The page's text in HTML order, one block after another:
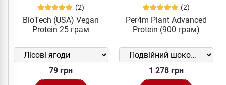
(2)
BioTech (USA) Vegan
Protein 25 грам
79 грн
(2)
Per4m Plant Advanced
Protein (900 грам)
1 278 грн